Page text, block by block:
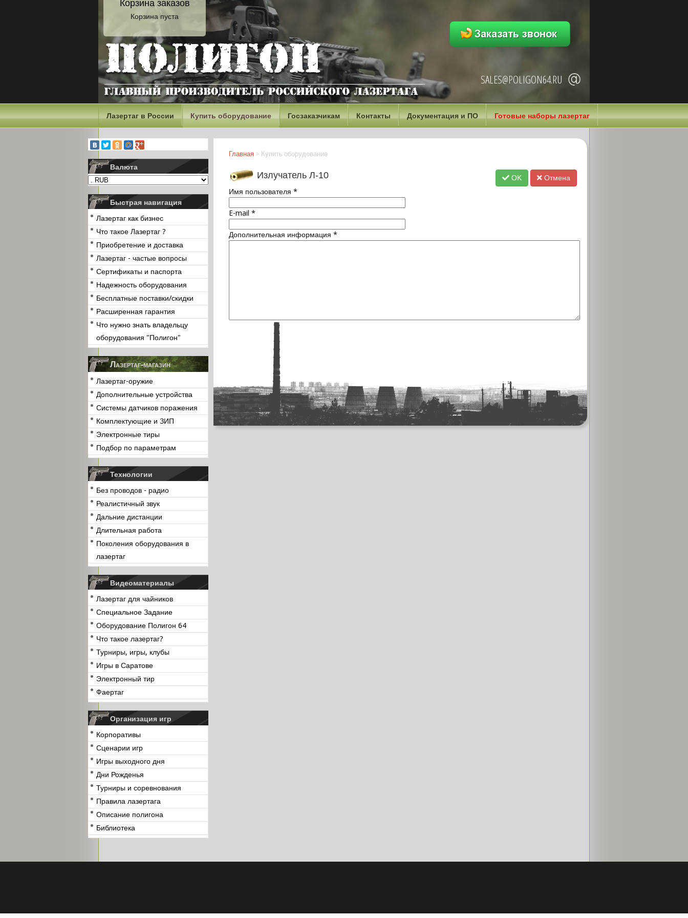
SALES@POLIGON64.RU
Корзина заказов
Корзина пуста
Лазертаг в России Купить оборудование Госзаказчикам Контакты Документация и ПО Готовые наборы лазертаг
Валюта
Быстрая навигация
Лазертаг как бизнес
Что такое Лазертаг ?
Приобретение и доставка
Лазертаг - частые вопросы
Сертификаты и паспорта
Надежность оборудования
Бесплатные поставки/скидки
Расширенная гарантия
Что нужно знать владельцу
оборудования "Полигон"
Лазертаг-магазин
Лазертаг-оружие
Дополнительные устройства
Системы датчиков поражения
Комплектующие и ЗИП
Электронные тиры
Подбор по параметрам
Технологии
Без проводов - радио
Реалистичный звук
Дальние дистанции
Длительная работа
Поколения оборудования в
лазертаг
Видеоматериалы
Лазертаг для чайников
Специальное Задание
Оборудование Полигон 64
Что такое лазертаг?
Турниры, игры, клубы
Игры в Саратове
Электронный тир
Фаертаг
Организация игр
Корпоративы
Сценарии игр
Игры выходного дня
Дни Рожденья
Турниры и соревнования
Правила лазертага
Описание полигона
Библиотека
Главная > Купить оборудование
Излучатель Л-10 OK
Отмена
Имя пользователя *
E-mail *
Дополнительная информация *